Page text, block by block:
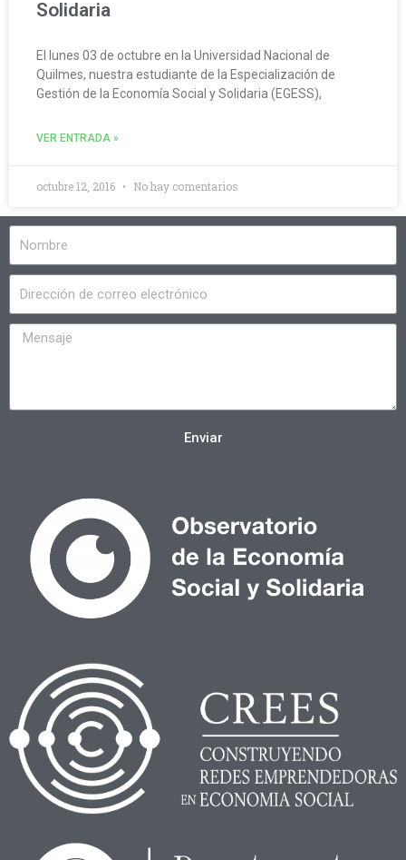
Solidaria
El lunes 03 de octubre en la Universidad Nacional de
Quilmes, nuestra estudiante de la Especialización de
Gestión de la Economía Social y Solidaria (EGESS),
VER ENTRADA »
octubre 12, 2016 No hay comentarios
Enviar